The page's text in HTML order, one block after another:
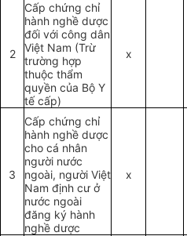
2
Cấp chứng chỉ
hành nghề dược
đối với công dân
Việt Nam (Trừ
trường hợp
thuộc thẩm
quyền của Bộ Y
tế cấp)
x
3
Cấp chứng chỉ
hành nghề dược
cho cá nhân
người nước
ngoài, người Việt
Nam định cư ở
nước ngoài
đăng ký hành
nghề dược
x